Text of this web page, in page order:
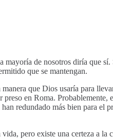
de nosotros diría que
que se mantengan.
que Dios usaría para
en Roma.
redundado más bien para
pero existe una certeza a la